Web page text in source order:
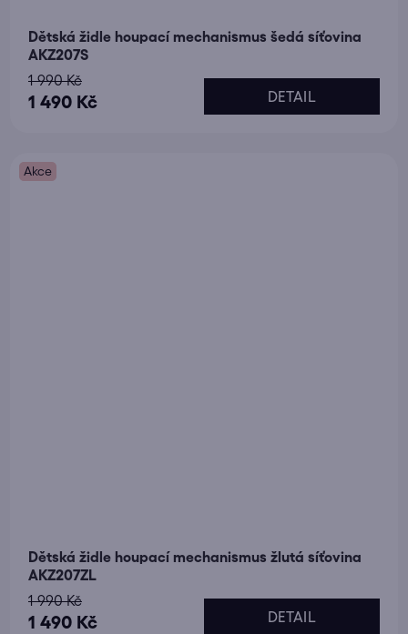
Dětská židle houpací mechanismus šedá síťovina
AKZ207S
1 490 Kč
1 990 Kč
DETAIL
Akce
Dětská židle houpací mechanismus žlutá síťovina
AKZ207ZL
1 490 Kč
1 990 Kč
DETAIL